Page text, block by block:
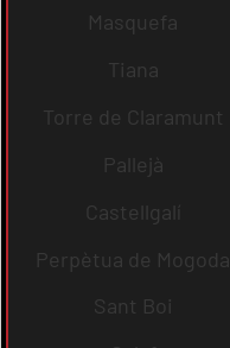
Masquefa
Tiana
Torre de Claramunt
Pallejà
Castellgalí
Perpètua de Mogoda
Sant Boi